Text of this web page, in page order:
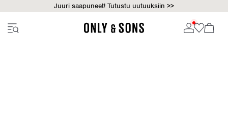
Juuri saapuneet! Tutustu uutuuksiin >>